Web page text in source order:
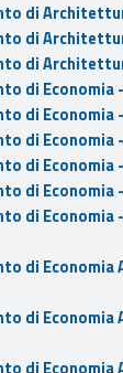
di
di
di
di Economia
di Economia
di Economia
di Economia
di Economia
di
di Economia
di Economia